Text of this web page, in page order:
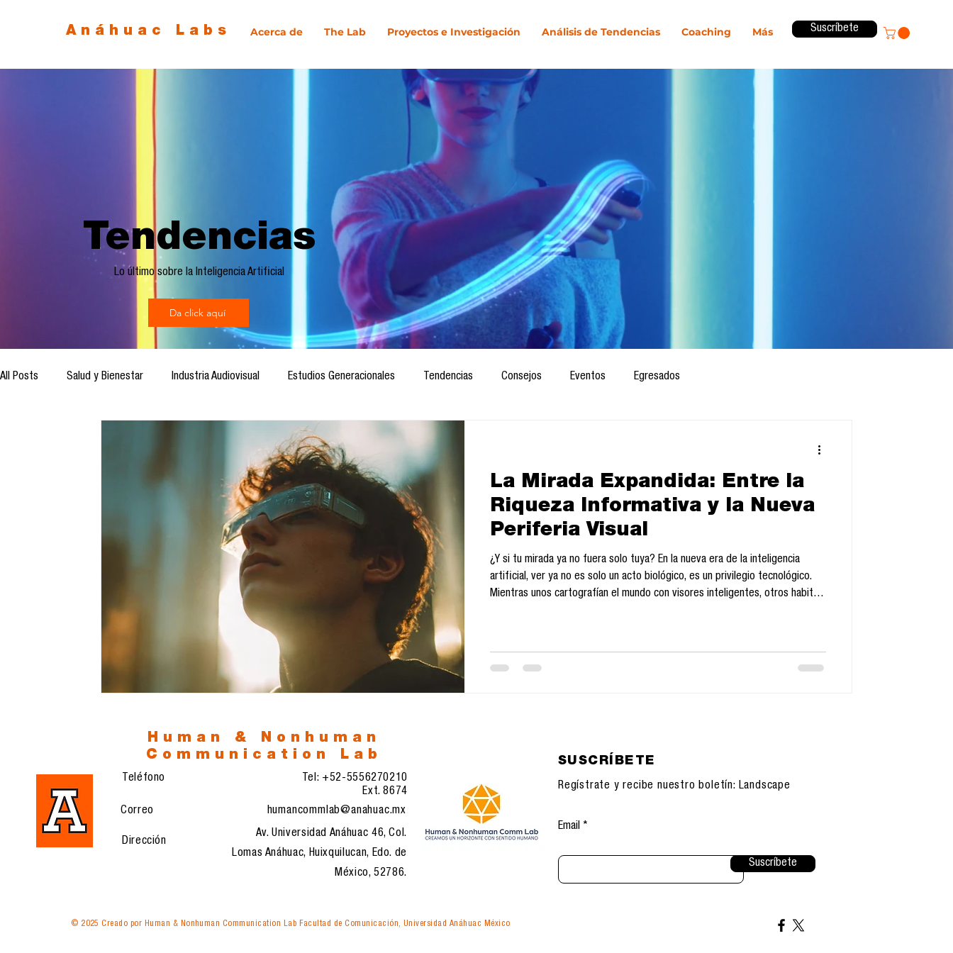
Anáhuac Labs Acerca de The Lab Proyectos e Investigación Análisis de Tendencias Coaching Más Suscríbete
Tendencias
Lo último sobre la Inteligencia Artificial
Da click aquí
All Posts Salud y Bienestar Industria Audiovisual Estudios Generacionales Tendencias Consejos Eventos Egresados
Comunicación y Sociedad Marketing digital
H&NhCL CICA/Sintaxis Revista ComA Observatorio Software del mes Cursos
Podcast Informes de investigación
La Mirada Expandida: Entre la
Riqueza Informativa y la Nueva
Periferia Visual
¿Y si tu mirada ya no fuera solo tuya? En la nueva era de la inteligencia
artificial, ver ya no es solo un acto biológico, es un privilegio tecnológico.
Mientras unos cartografían el mundo con visores inteligentes, otros habitan
primeros intentos con las Google G
Human & Nonhuman
Communication Lab
Teléfono
Tel: +52-5556270210
Ext. 8674
humancommlab@anahuac.mx
Av. Universidad Anáhuac 46, Col.
Lomas Anáhuac, Huixquilucan, Edo. de
México, 52786.
Correo
Dirección
SUSCRÍBETE
Regístrate y recibe nuestro boletín: Landscape
Email
Suscríbete
© 2025 Creado por Human & Nonhuman Communication Lab Facultad de Comunicación, Universidad Anáhuac México